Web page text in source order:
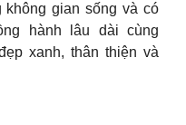
không gian sống và có
hành lâu dài cùng
xanh, thân thiện và